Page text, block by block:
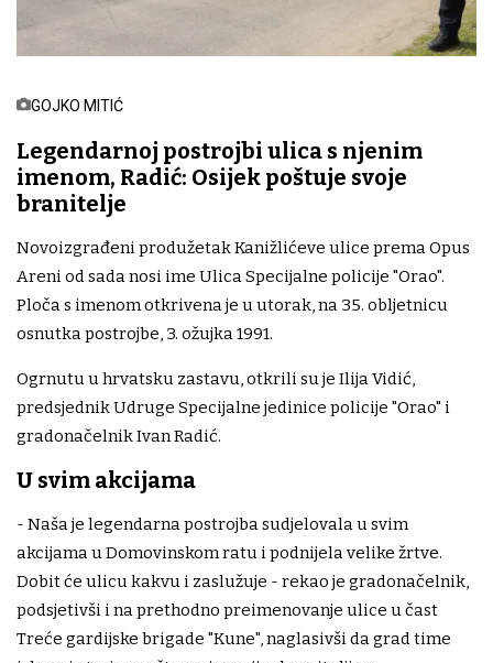
GOJKO MITIĆ
Legendarnoj postrojbi ulica s njenim
imenom, Radić: Osijek poštuje svoje
branitelje
Novoizgrađeni produžetak Kanižlićeve ulice prema Opus
Areni od sada nosi ime Ulica Specijalne policije "Orao".
Ploča s imenom otkrivena je u utorak, na 35. obljetnicu
osnutka postrojbe, 3. ožujka 1991.
Ogrnutu u hrvatsku zastavu, otkrili su je Ilija Vidić,
predsjednik Udruge Specijalne jedinice policije "Orao" i
gradonačelnik Ivan Radić.
U svim akcijama
- Naša je legendarna postrojba sudjelovala u svim
akcijama u Domovinskom ratu i podnijela velike žrtve.
Dobit će ulicu kakvu i zaslužuje - rekao je gradonačelnik,
podsjetivši i na prethodno preimenovanje ulice u čast
Treće gardijske brigade "Kune", naglasivši da grad time